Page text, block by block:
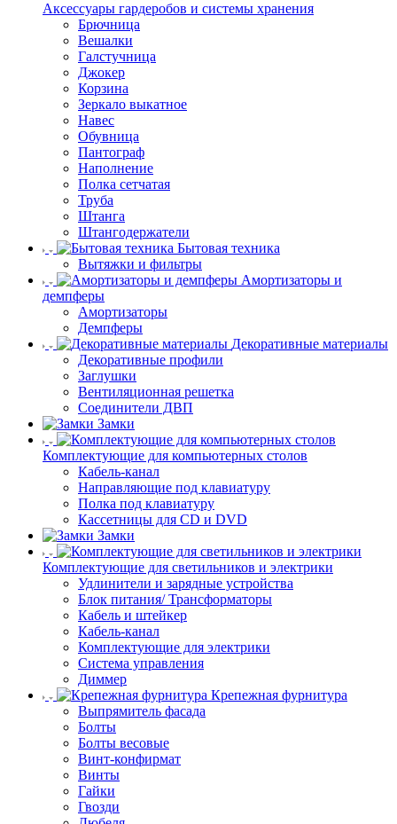
Аксессуары гардеробов и системы хранения
Брючница
Вешалки
Галстучница
Джокер
Корзина
Зеркало выкатное
Навес
Обувница
Пантограф
Наполнение
Полка сетчатая
Труба
Штанга
Штангодержатели
Бытовая техника
Вытяжки и фильтры
Амортизаторы и
демпферы
Амортизаторы
Демпферы
Декоративные материалы
Декоративные профили
Заглушки
Вентиляционная решетка
Соединители ДВП
Замки
Комплектующие для компьютерных столов
Кабель-канал
Направляющие под клавиатуру
Полка под клавиатуру
Кассетницы для CD и DVD
Замки
Комплектующие для светильников и электрики
Удлинители и зарядные устройства
Блок питания/ Трансформаторы
Кабель и штейкер
Кабель-канал
Комплектующие для электрики
Система управления
Диммер
Крепежная фурнитура
Выпрямитель фасада
Болты
Болты весовые
Винт-конфирмат
Винты
Гайки
Гвозди